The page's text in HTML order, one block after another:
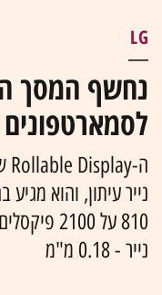
LG
נייר - 0.18 מ"מ